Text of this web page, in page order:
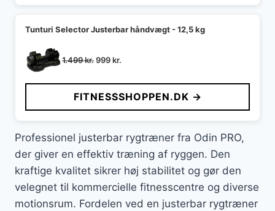
Tunturi Selector Justerbar håndvægt - 12,5 kg
1.499kr.Den
pris
var:
1.499 kr..
999kr.
pris
er:
999 kr..
FITNESSSHOPPEN.DK →
Professionel justerbar rygtræner fra Odin PRO,
der giver en effektiv træning af ryggen. Den
kraftige kvalitet sikrer høj stabilitet og gør den
velegnet til kommercielle fitnesscentre og diverse
motionsrum. Fordelen ved en justerbar rygtræner